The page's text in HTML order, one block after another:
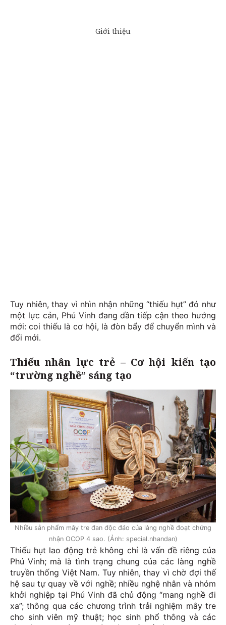
Tuy nhiên, thay vì nhìn nhận những “thiếu hụt” đó như
một lực cản, Phú Vinh đang dần tiếp cận theo hướng
mới: coi thiếu là cơ hội, là đòn bẩy để chuyển mình và
đổi mới.
Thiếu nhân lực trẻ – Cơ hội kiến tạo
“trường nghề” sáng tạo
Nhiều sản phẩm mây tre đan độc đáo của làng nghề đoạt chứng
nhận OCOP 4 sao. (Ảnh: special.nhandan)
Thiếu hụt lao động trẻ không chỉ là vấn đề riêng của
Phú Vinh; mà là tình trạng chung của các làng nghề
truyền thống Việt Nam. Tuy nhiên, thay vì chờ đợi thế
hệ sau tự quay về với nghề; nhiều nghệ nhân và nhóm
khởi nghiệp tại Phú Vinh đã chủ động “mang nghề đi
xa”; thông qua các chương trình trải nghiệm mây tre
cho sinh viên mỹ thuật; học sinh phổ thông và các